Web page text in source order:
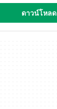
ดาวน์โหลด